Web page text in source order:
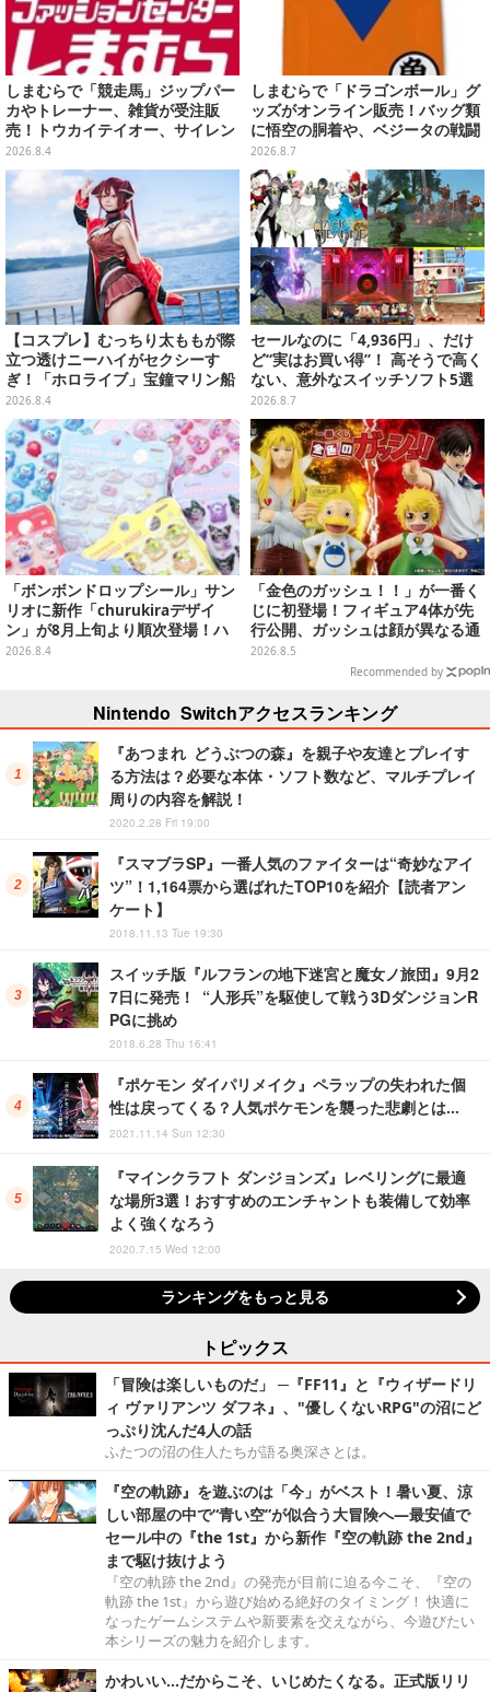
しまむらで「競走馬」ジップパー
カやトレーナー、雑貨が受注販
売！トウカイテイオー、サイレン
ススズカなど名馬5頭をデザイン
2026.8.4
しまむらで「ドラゴンボール」グ
ッズがオンライン販売！バッグ類
に悟空の胴着や、ベジータの戦闘
服を大胆デザイン
2026.8.7
【コスプレ】むっちり太ももが際
立つ透けニーハイがセクシーす
ぎ！「ホロライブ」宝鐘マリン船
長が反則級の可愛いへそ出し姿で
魅せる【写真8枚】
2026.8.4
セールなのに「4,936円」、だけ
ど“実はお買い得”！ 高そうで高く
ない、意外なスイッチソフト5選
2026.8.7
「ボンボンドロップシール」サン
リオに新作「churukiraデザイ
ン」が8月上旬より順次登場！ハ
ローキティ、はぴだんぶいなど全
2026.8.4
「金色のガッシュ！！」が一番く
じに初登場！フィギュア4体が先
行公開、ガッシュは顔が異なる通
常/ザケルver.の2種
2026.8.5
Recommended by
Nintendo Switchアクセスランキング
『あつまれ どうぶつの森』を親子や友達とプレイす
る方法は？必要な本体・ソフト数など、マルチプレイ
周りの内容を解説！
2020.2.28 Fri 19:00
『スマブラSP』一番人気のファイターは“奇妙なアイ
ツ”！1,164票から選ばれたTOP10を紹介【読者アン
ケート】
2018.11.13 Tue 19:30
スイッチ版『ルフランの地下迷宮と魔女ノ旅団』9月2
7日に発売！ “人形兵”を駆使して戦う3DダンジョンR
PGに挑め
2018.6.28 Thu 16:41
『ポケモン ダイパリメイク』ペラップの失われた個
性は戻ってくる？人気ポケモンを襲った悲劇とは…
2021.11.14 Sun 12:30
『マインクラフト ダンジョンズ』レベリングに最適
な場所3選！おすすめのエンチャントも装備して効率
よく強くなろう
2020.7.15 Wed 12:00
ランキングをもっと見る
トピックス
「冒険は楽しいものだ」 ─『FF11』と『ウィザードリ
ィ ヴァリアンツ ダフネ』、"優しくないRPG"の沼にど
っぷり沈んだ4人の話
ふたつの沼の住人たちが語る奥深さとは。
『空の軌跡』を遊ぶのは「今」がベスト！暑い夏、涼
しい部屋の中で“青い空”が似合う大冒険へ―最安値で
セール中の『the 1st』から新作『空の軌跡 the 2nd』
まで駆け抜けよう
『空の軌跡 the 2nd』の発売が目前に迫る今こそ、『空の
軌跡 the 1st』から遊び始める絶好のタイミング！ 快適に
なったゲームシステムや新要素を交えながら、今遊びたい
本シリーズの魅力を紹介します。
かわいい…だからこそ、いじめたくなる。正式版リリ